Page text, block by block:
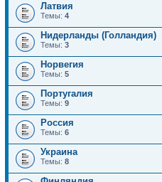
Латвия
Темы: 4
Нидерланды (Голландия)
Темы: 3
Норвегия
Темы: 5
Португалия
Темы: 9
Россия
Темы: 6
Украина
Темы: 8